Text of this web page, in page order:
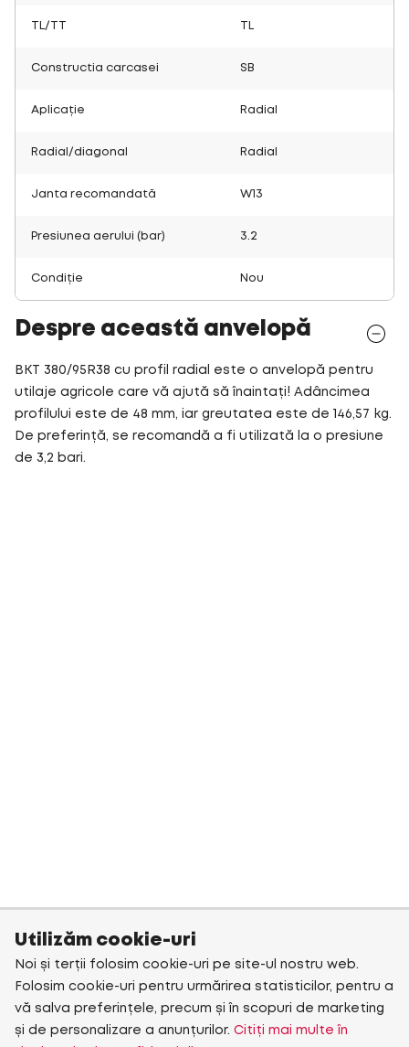
TL/TT
Constructia carcasei SB
Aplicație Radial
Radial/diagonal Radial
Janta recomandată W13
Presiunea aerului (bar) 3.2
Condiție Nou
Despre această anvelopă
BKT 380/95R38 cu profil radial este o anvelopă pentru
utilaje agricole care vă ajută să înaintați! Adâncimea
profilului este de 48 mm, iar greutatea este de 146,57 kg.
De preferință, se recomandă a fi utilizată la o presiune
de 3,2 bari.
Utilizăm cookie-uri
Noi și terții folosim cookie-uri pe site-ul nostru web.
Folosim cookie-uri pentru urmărirea statisticilor, pentru a
vă salva preferințele, precum și în scopuri de marketing
și de personalizare a anunțurilor. Citiți mai multe în